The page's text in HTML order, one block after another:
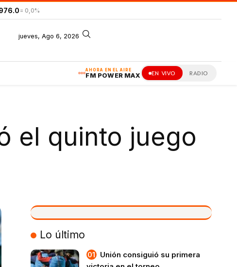
= 0,0%
jueves, Ago 6, 2026
AHORA EN EL AIRE
FM POWER MAX EN VIVO RADIO
el quinto juego
VIVO
Lo último
Unión consiguió su primera